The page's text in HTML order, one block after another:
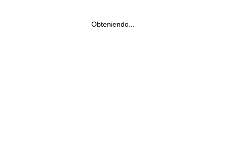
Obteniendo...